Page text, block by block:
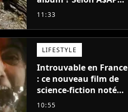
Rocky, "c'est du
11:33
LIFESTYLE
Introuvable en France
: ce nouveau film de
science-fiction noté
55% est décrit comme
10:55